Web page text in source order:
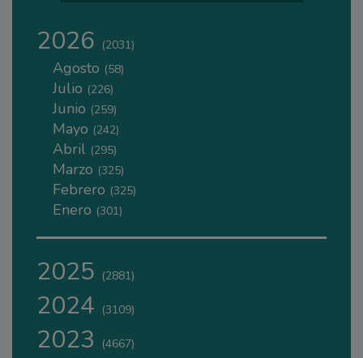
2026 (2031)
Agosto (58)
Julio (226)
Junio (259)
Mayo (242)
Abril (295)
Marzo (325)
Febrero (325)
Enero (301)
2025 (2881)
2024 (3109)
2023 (4667)